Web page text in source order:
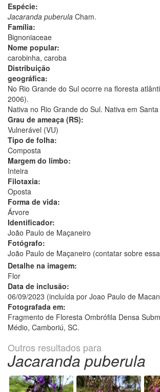
Espécie:
Jacaranda puberula Cham.
Família:
Bignoniaceae
Nome popular:
carobinha, caroba
Distribuição
geográfica:
No Rio Grande do Sul ocorre na floresta
2006).
Nativa no Rio Grande do Sul. Nativa em
Grau de ameaça (RS):
Vulnerável (VU)
Tipo de folha:
Composta
Margem do limbo:
Inteira
Filotaxia:
Oposta
Forma de vida:
Árvore
Identificador:
João Paulo de Maçaneiro
Fotógrafo:
João Paulo de Maçaneiro (contatar sobre
Detalhe na imagem:
Flor
Data de inclusão:
06/09/2023 (incluída por Joao Paulo de
Fotografada em:
Fragmento de Floresta Ombrófila Densa
Médio, Camboriú, SC.
Outros resultados para
Jacaranda puberula